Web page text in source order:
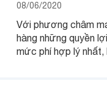
08/06/2020
Với phương châm
hàng những quyền
mức phí hợp lý